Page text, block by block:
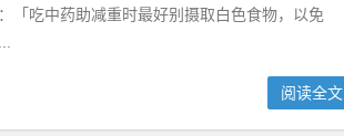
「吃中药助减重时最好别摄取白色食物，以免
阅读全文